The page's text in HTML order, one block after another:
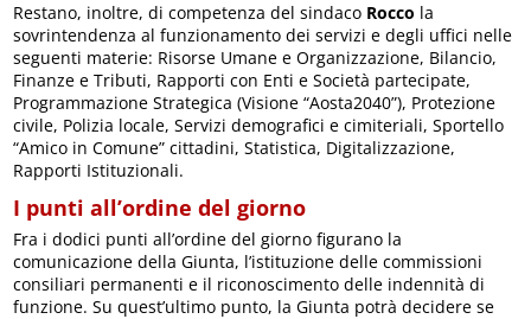
Restano, inoltre, di competenza del sindaco Rocco la
sovrintendenza al funzionamento dei servizi e degli uffici nelle
seguenti materie: Risorse Umane e Organizzazione, Bilancio,
Finanze e Tributi, Rapporti con Enti e Società partecipate,
Programmazione Strategica (Visione “Aosta2040”), Protezione
civile, Polizia locale, Servizi demografici e cimiteriali, Sportello
“Amico in Comune” cittadini, Statistica, Digitalizzazione,
Rapporti Istituzionali.
I punti all’ordine del giorno
Fra i dodici punti all’ordine del giorno figurano la
comunicazione della Giunta, l’istituzione delle commissioni
consiliari permanenti e il riconoscimento delle indennità di
funzione. Su quest’ultimo punto, la Giunta potrà decidere se